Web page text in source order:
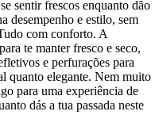
sentir frescos enquanto dão
desempenho e estilo, sem
com conforto. A
te manter fresco e seco,
e perfurações para
quanto elegante. Nem muito
para uma experiência de
dás a tua passada neste